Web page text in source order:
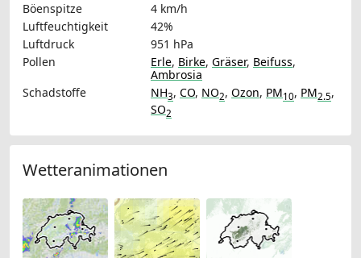
Böenspitze
4 km/h
Luftfeuchtigkeit
42%
Luftdruck
951 hPa
Pollen
Erle, Birke, Gräser, Beifuss,
Ambrosia
Schadstoffe
NH3, CO, NO2, Ozon, PM10, PM2.5,
SO2
Wetteranimationen